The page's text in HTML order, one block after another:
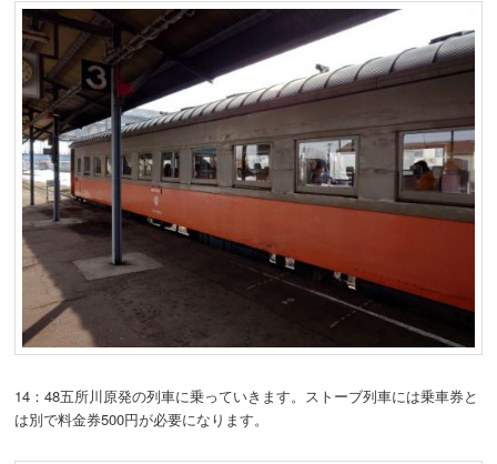
14：48五所川原発の列車に乗っていきます。ストーブ列車には乗車券と
は別で料金券500円が必要になります。